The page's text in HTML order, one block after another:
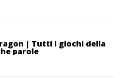
| Tutti i giochi della
parole